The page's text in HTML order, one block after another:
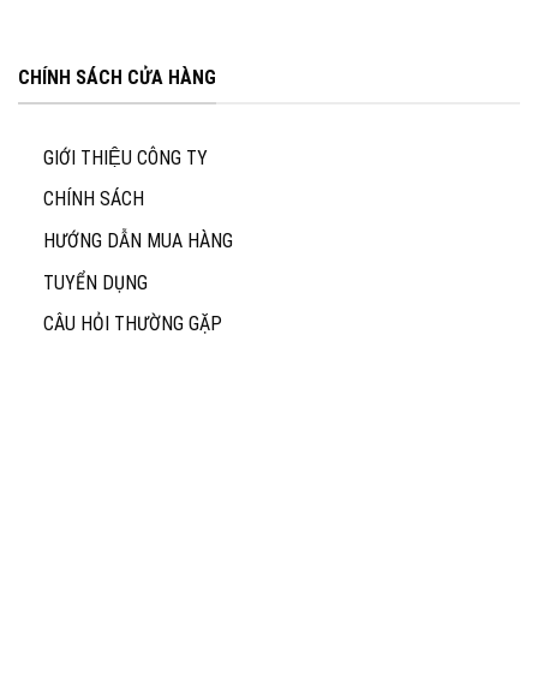
CHÍNH SÁCH CỬA HÀNG
GIỚI THIỆU CÔNG TY
CHÍNH SÁCH
HƯỚNG DẪN MUA HÀNG
TUYỂN DỤNG
CÂU HỎI THƯỜNG GẶP